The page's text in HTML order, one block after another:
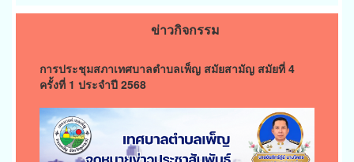
ข่าวกิจกรรม
การประชุมสภาเทศบาลตำบลเพ็ญ สมัยสามัญ สมัยที่ 4
ครั้งที่ 1 ประจำปี 2568